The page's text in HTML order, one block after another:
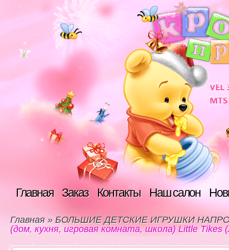
Главная Заказ Контакты Наш салон
Главная » БОЛЬШИЕ ДЕТСКИЕ ИГРУШКИ
(дом, кухня, игровая комната, школа) Little Tikes